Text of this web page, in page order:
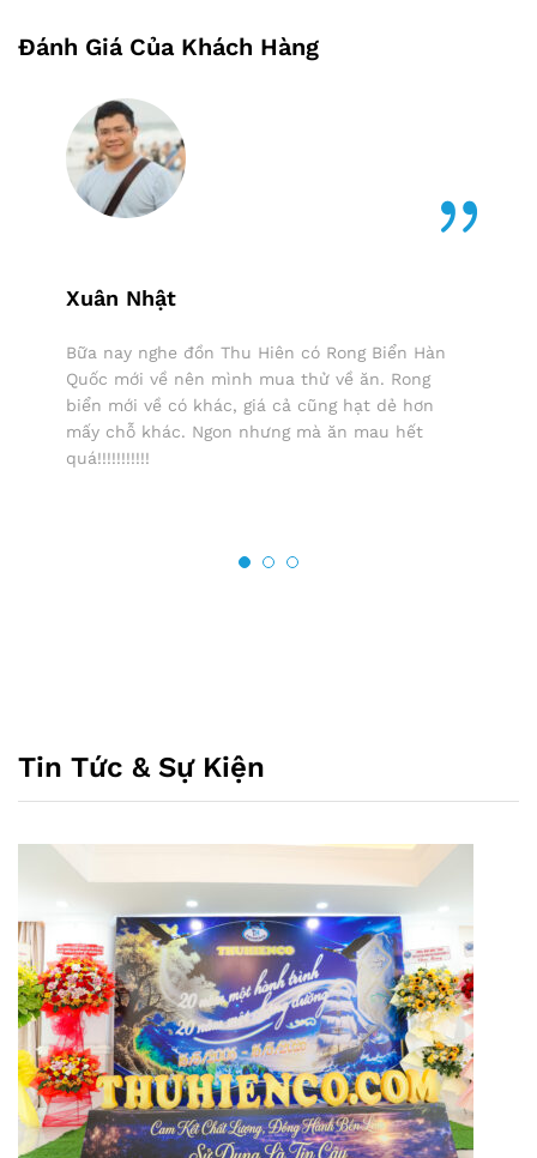
Đánh Giá Của Khách Hàng
Xuân Nhật
Bữa nay nghe đồn Thu Hiên có Rong Biển Hàn
Quốc mới về nên mình mua thử về ăn. Rong
biển mới về có khác, giá cả cũng hạt dẻ hơn
mấy chỗ khác. Ngon nhưng mà ăn mau hết
quá!!!!!!!!!!!
Tin Tức & Sự Kiện